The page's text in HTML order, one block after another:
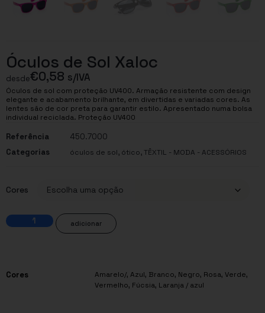
Óculos de Sol Xaloc
desde€0,58 s/IVA
Óculos de sol com proteção UV400. Armação resistente com design
elegante e acabamento brilhante, em divertidas e variadas cores. As
lentes são de cor preta para garantir estilo. Apresentado numa bolsa
individual reciclada. Proteção UV400
Referência
450.7000
Categorias
óculos de sol, ótico,TÊXTIL - MODA - ACESSÓRIOS
Cores
adicionar
Cores Amarelo/, Azul, Branco, Negro, Rosa, Verde,
Vermelho, Fúcsia, Laranja / azul